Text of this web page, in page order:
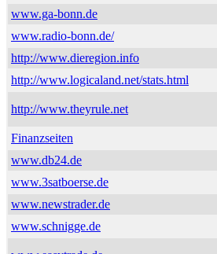
www.ga-bonn.de
www.radio-bonn.de/
http://www.dieregion.info
http://www.logicaland.net/stats.html
http://www.theyrule.net
Finanzseiten
www.db24.de
www.3satboerse.de
www.newstrader.de
www.schnigge.de